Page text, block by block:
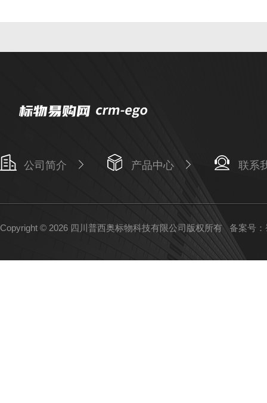
公司简介 产品中心 联系
Copyright © 2026 四川普西奥标物科技有限公司版权所有 备案号：